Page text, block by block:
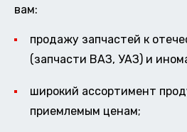
вам:
продажу запчастей к
(запчасти ВАЗ, УАЗ) и
широкий ассортимент
приемлемым ценам;